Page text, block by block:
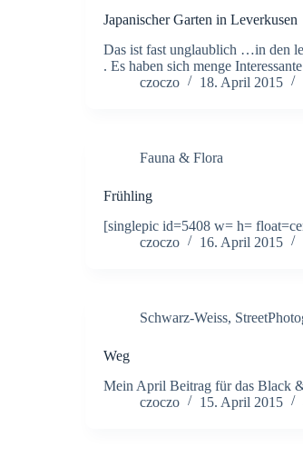
Japanischer Garten in Leverkusen
Das ist fast unglaublich …in den
. Es haben sich menge
czoczo
18. April 2015
Fauna & Flora
Frühling
[singlepic id=5408 w= h=
czoczo
16. April 2015
Schwarz-Weiss,
Weg
Mein April Beitrag für das Black
czoczo
15. April 2015